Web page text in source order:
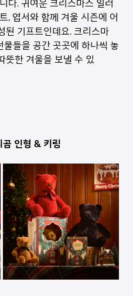
다. 귀여운 크리스마스 일러
, 엽서와 함께 겨울 시즌에 어
된 기프트인데요. 크리스마
들을 공간 곳곳에 하나씩 놓
뜻한 겨울을 보낼 수 있
곰 인형 & 키링